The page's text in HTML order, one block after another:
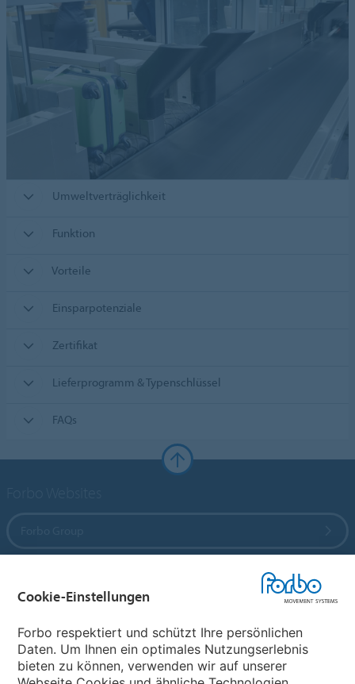
Umweltverträglichkeit
Funktion
Vorteile
Einsparpotenziale
Zertifikat
Lieferprogramm & Typenschlüssel
FAQs
Cookie-Einstellungen
Forbo respektiert und schützt Ihre persönlichen
Daten. Um Ihnen ein optimales Nutzungserlebnis
bieten zu können, verwenden wir auf unserer